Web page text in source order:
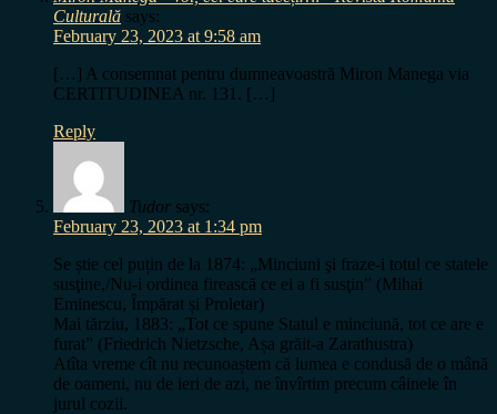
Culturală says:
February 23, 2023 at 9:58 am
[…] A consemnat pentru dumneavoastră Miron Manega via
CERTITUDINEA nr. 131. […]
Reply
Tudor says:
February 23, 2023 at 1:34 pm
Se știe cel puțin de la 1874: „Minciuni şi fraze-i totul ce statele
susţine,/Nu-i ordinea firească ce ei a fi susţin” (Mihai
Eminescu, Împărat și Proletar)
Mai tărziu, 1883: „Tot ce spune Statul e minciună, tot ce are e
furat” (Friedrich Nietzsche, Așa grăit-a Zarathustra)
Atîta vreme cît nu recunoaștem că lumea e condusă de o mână
de oameni, nu de ieri de azi, ne învîrtim precum câinele în
jurul cozii.